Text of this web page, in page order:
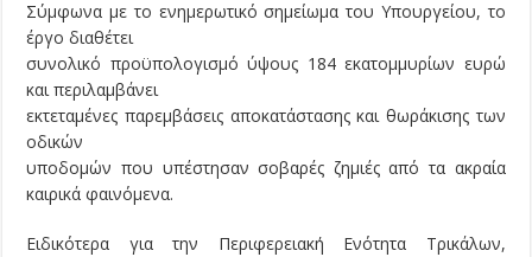
Σύμφωνα με το ενημερωτικό σημείωμα του Υπουργείου, το
έργο διαθέτει
συνολικό προϋπολογισμό ύψους 184 εκατομμυρίων ευρώ
και περιλαμβάνει
εκτεταμένες παρεμβάσεις αποκατάστασης και θωράκισης των
οδικών
υποδομών που υπέστησαν σοβαρές ζημιές από τα ακραία
καιρικά φαινόμενα.
Ειδικότερα για την Περιφερειακή Ενότητα Τρικάλων,